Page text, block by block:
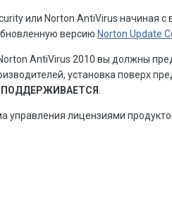
или Norton AntiVirus начиная с
версию Norton Update
AntiVirus 2010 вы должны
установка поверх
ПОДДЕРЖИВАЕТСЯ
управления лицензиями